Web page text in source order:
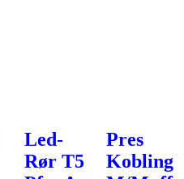
Led-
Rør T5
Pres
Kobling